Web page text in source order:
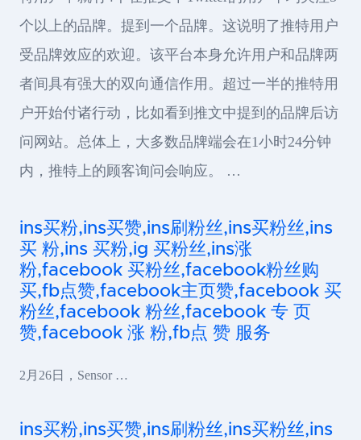
个以上的品牌。提到一个品牌。这说明了推特用户
受品牌效应的欢迎。该平台本身允许用户和品牌两
者间具有强大的双向通信作用。超过一半的推特用
户开始付诸行动，比如看到推文中提到的品牌后访
问网站。总体上，大多数品牌端会在1小时24分钟
内，推特上的顾客询问会响应。 …
ins买粉,ins买赞,ins刷粉丝,ins买粉丝,ins
买 粉,ins 买粉,ig 买粉丝,ins涨
粉,facebook 买粉丝,facebook粉丝购
买,fb点赞,facebook主页赞,facebook 买
粉丝,facebook 粉丝,facebook 专 页
赞,facebook 涨 粉,fb点 赞 服务
2月26日，Sensor …
ins买粉,ins买赞,ins刷粉丝,ins买粉丝,ins